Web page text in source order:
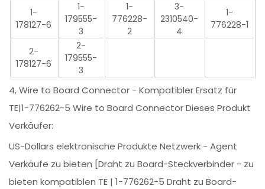
1-
178127-6
1-
179555-
3
1-
776228-
2
3-
2310540-
4
1-
776228-1
2-
178127-6
2-
179555-
3
4, Wire to Board Connector - Kompatibler Ersatz für
TE|1-776262-5 Wire to Board Connector Dieses Produkt
Verkäufer:
US-Dollars elektronische Produkte Netzwerk - Agent
Verkäufe zu bieten [Draht zu Board-Steckverbinder - zu
bieten kompatiblen TE | 1-776262-5 Draht zu Board-